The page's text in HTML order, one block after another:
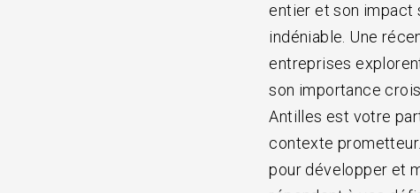
entier et son impact
indéniable. Une
entreprises
son importance
Antilles est votre
contexte
pour développer et